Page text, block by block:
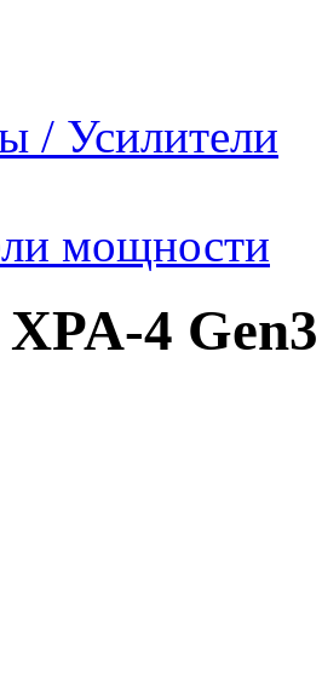
/ Усилители
мощности
4 Gen3